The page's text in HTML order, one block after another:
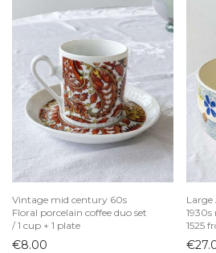
Vintage mid century 60s
Floral porcelain coffee duo set
/ 1 cup + 1 plate
€8.00
1525
€